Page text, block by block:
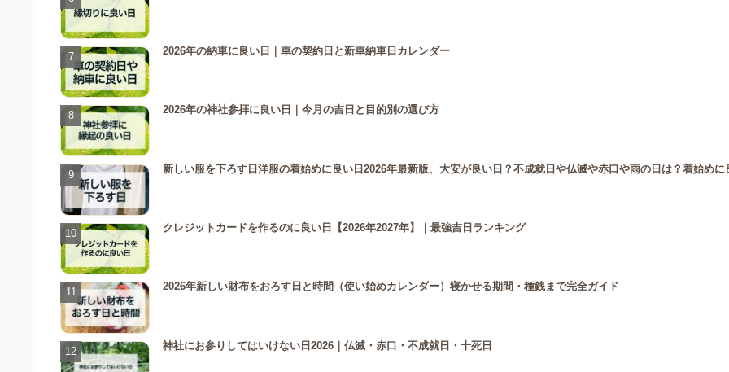
2026年の納車に良い日｜車の契約日と新車納車日カレンダー
2026年の神社参拝に良い日｜今月の吉日と目的別の選び方
新しい服を下ろす日洋服の着始めに良い日2026年最新版、大安が良い日？不成就日や仏滅や赤口や雨の日は？着始めに
クレジットカードを作るのに良い日【2026年2027年】｜最強吉日ランキング
2026年新しい財布をおろす日と時間（使い始めカレンダー）寝かせる期間・種銭まで完全ガイド
神社にお参りしてはいけない日2026｜仏滅・赤口・不成就日・十死日